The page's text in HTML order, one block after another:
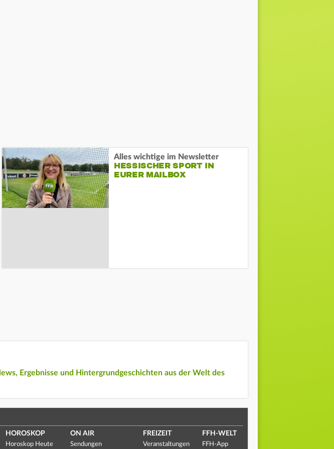
Alles wichtige im Newsletter
HESSISCHER SPORT IN
EURER MAILBOX
Ergebnisse und Hintergrundgeschichten aus der Welt des
HOROSKOP
Horoskop Heute
ON AIR
Sendungen
FREIZEIT
Veranstaltungen
FFH-WELT
FFH-App